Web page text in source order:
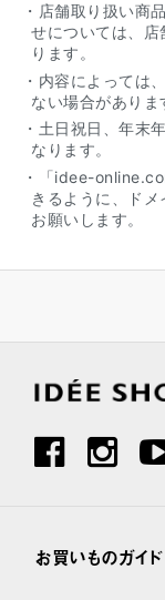
・店舗取り扱い商
せについては、
ります。
・内容によっては
ない場合がありま
・土日祝日、年末
なります。
・「idee-
きるように、ド
お願いします。
お買いものガイド